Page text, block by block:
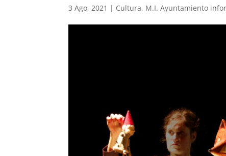
3 Ago, 2021 | Cultura, M.I. Ayuntamiento